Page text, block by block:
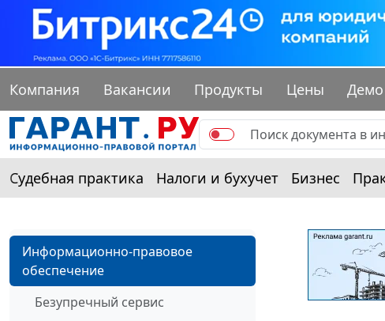
Компания Вакансии Продукты Цены Демо
Судебная практика Налоги и бухучет Бизнес
Информационно-правовое
обеспечение
Безупречный сервис